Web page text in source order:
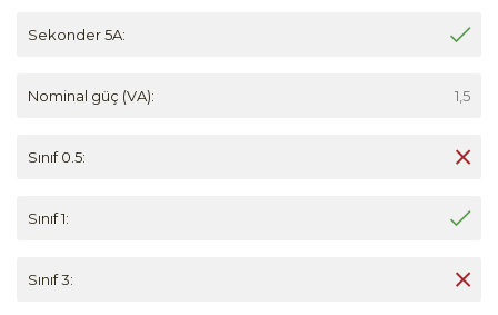
Sekonder 5A:
Nominal güç (VA): 1,5
Sınıf 0.5:
Sınıf 1:
Sınıf 3: